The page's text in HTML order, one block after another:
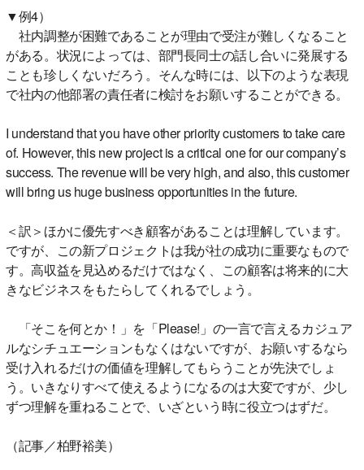
▼例4）
社内調整が困難であることが理由で受注が難しくなること
がある。状況によっては、部門長同士の話し合いに発展する
ことも珍しくないだろう。そんな時には、以下のような表現
で社内の他部署の責任者に検討をお願いすることができる。
I understand that you have other priority customers to take care
of. However, this new project is a critical one for our company’s
success. The revenue will be very high, and also, this customer
will bring us huge business opportunities in the future.
＜訳＞ほかに優先すべき顧客があることは理解しています。
ですが、この新プロジェクトは我が社の成功に重要なもので
す。高収益を見込めるだけではなく、この顧客は将来的に大
きなビジネスをもたらしてくれるでしょう。
「そこを何とか！」を「Please!」の一言で言えるカジュア
ルなシチュエーションもなくはないですが、お願いするなら
受け入れるだけの価値を理解してもらうことが先決でしょ
う。いきなりすべて使えるようになるのは大変ですが、少し
ずつ理解を重ねることで、いざという時に役立つはずだ。
（記事／柏野裕美）